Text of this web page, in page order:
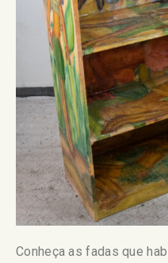
Conheça as fadas que